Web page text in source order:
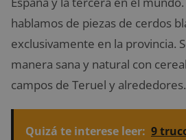
hablamos de piezas de cerdos
exclusivamente en la provincia.
manera sana y natural con
campos de Teruel y alrededores.
Quizá te interese leer: 9